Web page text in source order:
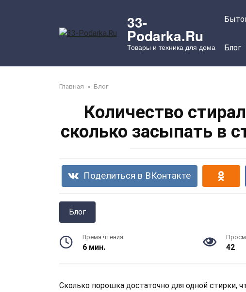
33-
Podarka.Ru
Товары и техника для дома Блог
Главная » Блог
Количество
сколько засыпать в
Поделиться в ВКонтакте
Блог
Время чтения
6 мин. 42
Сколько порошка достаточно для одной стирки,